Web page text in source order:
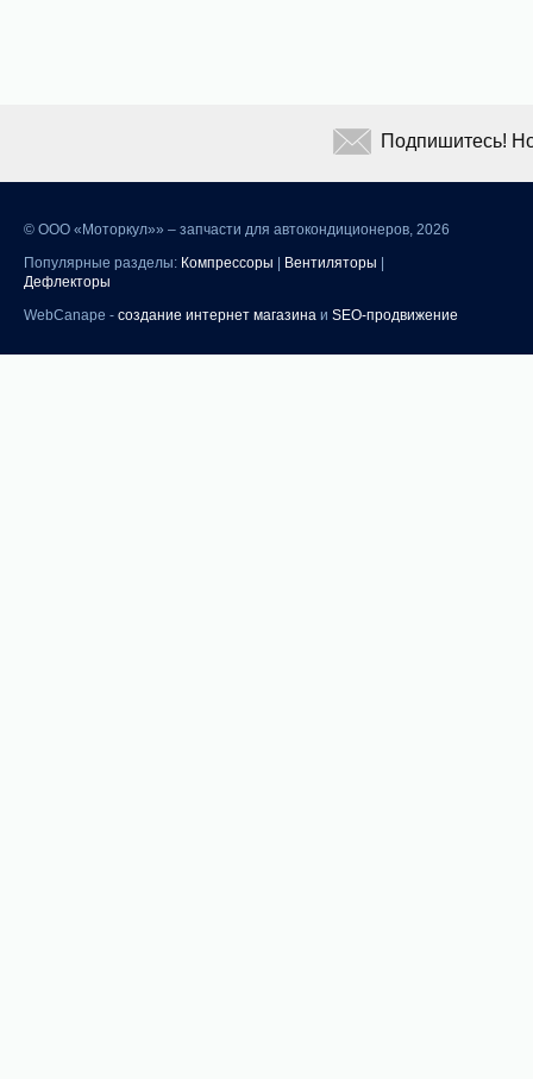
© ООО «Моторкул»» – запчасти для автокондиционеров, 2026
Популярные разделы: Компрессоры Вентиляторы
Дефлекторы
WebCanape - создание интернет магазина и SEO-продвижение
Подпишитесь!